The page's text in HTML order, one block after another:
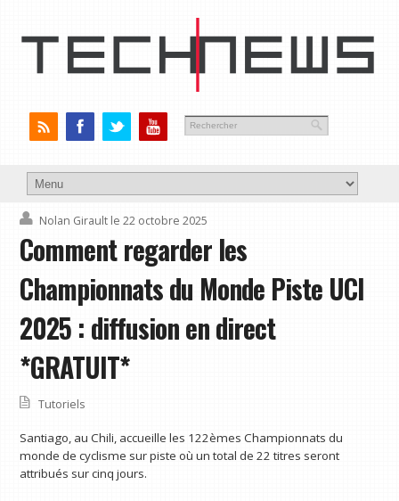
Nolan Girault le 22 octobre 2025
Comment regarder les
Championnats du Monde Piste UCI
2025 : diffusion en direct
*GRATUIT*
Tutoriels
Santiago, au Chili, accueille les 122èmes Championnats du
monde de cyclisme sur piste où un total de 22 titres seront
attribués sur cinq jours.